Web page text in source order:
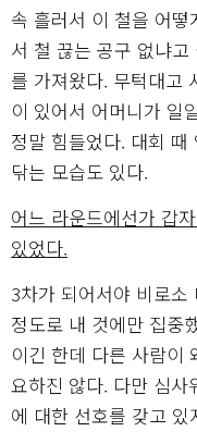
속 흘러서 이 철을 어
서 철 끊는 공구 없냐
를 가져왔다. 무턱대고
이 있어서 어머니가 일
정말 힘들었다. 대회
닦는 모습도 있다.
어느 라운드에선가 갑
있었다.
3차가 되어서야 비로
정도로 내 것에만 집중
이긴 한데 다른 사람이
요하진 않다. 다만 심사
에 대한 선호를 갖고